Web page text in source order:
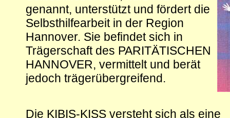
genannt, unterstützt und fördert die
Selbsthilfearbeit in der Region
Hannover. Sie befindet sich in
Trägerschaft des PARITÄTISCHEN
HANNOVER, vermittelt und berät
jedoch trägerübergreifend.
Die KIBIS-KISS versteht sich als eine